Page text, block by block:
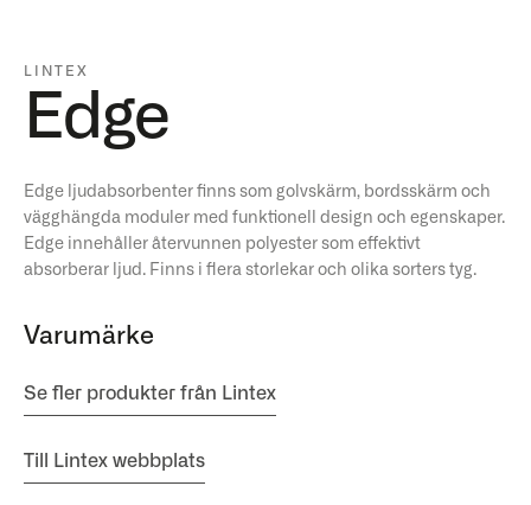
LINTEX
Edge
Edge ljudabsorbenter finns som golvskärm, bordsskärm och
vägghängda moduler med funktionell design och egenskaper.
Edge innehåller återvunnen polyester som effektivt
absorberar ljud. Finns i flera storlekar och olika sorters tyg.
Varumärke
Se fler produkter från Lintex
Till Lintex webbplats